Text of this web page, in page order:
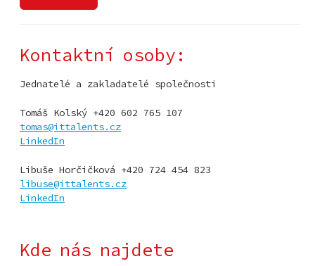
Kontaktní osoby:
Jednatelé a zakladatelé společnosti
Tomáš Kolský +420 602 765 107
tomas@ittalents.cz
LinkedIn
Libuše Horčičková +420 724 454 823
libuse@ittalents.cz
LinkedIn
Kde nás najdete